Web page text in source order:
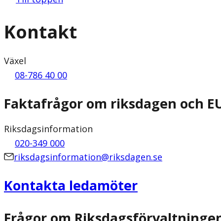
Kontakt
Växel
08-786 40 00
Faktafrågor om riksdagen och
Riksdagsinformation
020-349 000
riksdagsinformation@riksdagen.se
Kontakta ledamöter